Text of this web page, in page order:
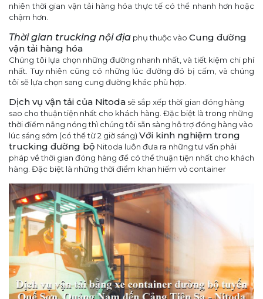
nhiên thời gian vận tải hàng hóa thực tế có thể nhanh hơn hoặc
chậm hơn.
Thời gian trucking nội địa phụ thuộc vào Cung đường
vận tải hàng hóa
Chúng tôi lựa chọn những đường nhanh nhất, và tiết kiệm chi phí
nhất. Tuy nhiên cũng có những lúc đường đó bị cấm, và chúng
tôi sẽ lựa chọn sang cung đường khác phù hợp.
Dịch vụ vận tải của Nitoda sẽ sắp xếp thời gian đóng hàng
sao cho thuận tiện nhất cho khách hàng. Đặc biệt là trong những
thời điểm nắng nóng thì chúng tôi sẵn sàng hỗ trợ đóng hàng vào
lúc sáng sớm (có thể từ 2 giờ sáng) Với kinh nghiệm trong
trucking đường bộ Nitoda luôn đưa ra những tư vấn phải
pháp về thời gian đóng hàng để có thể thuận tiện nhất cho khách
hàng. Đặc biệt là những thời điểm khan hiếm vỏ container